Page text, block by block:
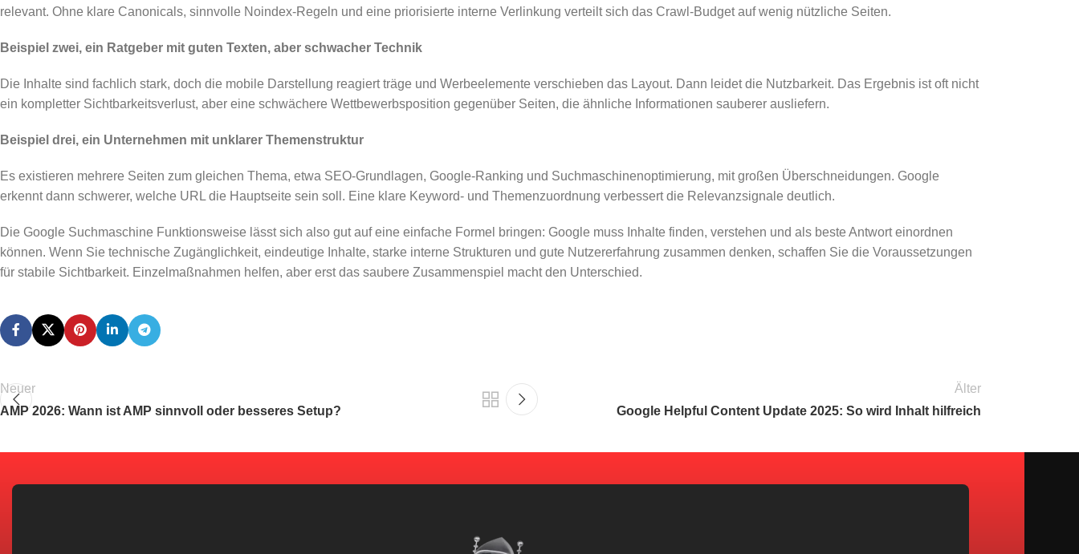
relevant. Ohne klare Canonicals, sinnvolle Noindex-Regeln und eine priorisierte interne Verlinkung verteilt sich das Crawl-Budget auf wenig nützliche Seiten.
Beispiel zwei, ein Ratgeber mit guten Texten, aber schwacher Technik
Die Inhalte sind fachlich stark, doch die mobile Darstellung reagiert träge und Werbeelemente verschieben das Layout. Dann leidet die Nutzbarkeit. Das Ergebnis ist oft nicht
ein kompletter Sichtbarkeitsverlust, aber eine schwächere Wettbewerbsposition gegenüber Seiten, die ähnliche Informationen sauberer ausliefern.
Beispiel drei, ein Unternehmen mit unklarer Themenstruktur
Es existieren mehrere Seiten zum gleichen Thema, etwa SEO-Grundlagen, Google-Ranking und Suchmaschinenoptimierung, mit großen Überschneidungen. Google
erkennt dann schwerer, welche URL die Hauptseite sein soll. Eine klare Keyword- und Themenzuordnung verbessert die Relevanzsignale deutlich.
Die Google Suchmaschine Funktionsweise lässt sich also gut auf eine einfache Formel bringen: Google muss Inhalte finden, verstehen und als beste Antwort einordnen
können. Wenn Sie technische Zugänglichkeit, eindeutige Inhalte, starke interne Strukturen und gute Nutzererfahrung zusammen denken, schaffen Sie die Voraussetzungen
für stabile Sichtbarkeit. Einzelmaßnahmen helfen, aber erst das saubere Zusammenspiel macht den Unterschied.
Neuer
AMP 2026: Wann ist AMP sinnvoll oder besseres Setup?
Älter
Google Helpful Content Update 2025: So wird Inhalt hilfreich